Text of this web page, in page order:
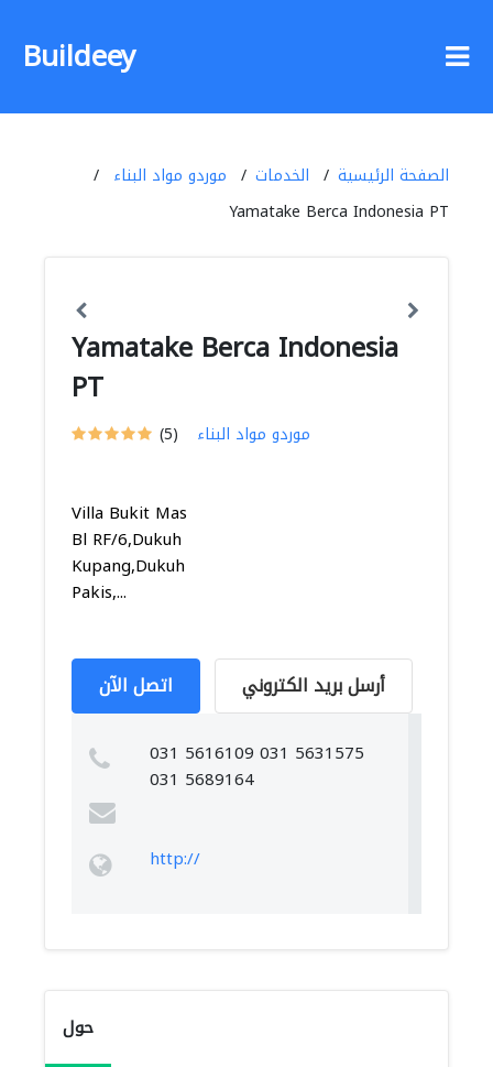
Buildeey
الصفحة الرئيسية الخدمات
موردو مواد البناء
Yamatake Berca Indonesia PT
Yamatake Berca Indonesia
PT
(5) موردو مواد البناء
Villa Bukit Mas
Bl RF/6,Dukuh
Kupang,Dukuh
Pakis,...
اتصل الآن أرسل بريد الكتروني
031 5616109 031 5631575
031 5689164
http://
حول